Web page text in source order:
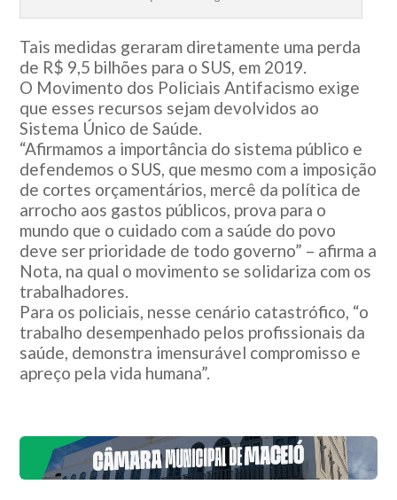
Tais medidas geraram diretamente uma perda
de R$ 9,5 bilhões para o SUS, em 2019.
O Movimento dos Policiais Antifacismo exige
que esses recursos sejam devolvidos ao
Sistema Único de Saúde.
“Afirmamos a importância do sistema público e
defendemos o SUS, que mesmo com a imposição
de cortes orçamentários, mercê da política de
arrocho aos gastos públicos, prova para o
mundo que o cuidado com a saúde do povo
deve ser prioridade de todo governo” – afirma a
Nota, na qual o movimento se solidariza com os
trabalhadores.
Para os policiais, nesse cenário catastrófico, “o
trabalho desempenhado pelos profissionais da
saúde, demonstra imensurável compromisso e
apreço pela vida humana”.